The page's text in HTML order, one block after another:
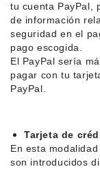
Ligue 1
Otras Ligas
Niños
tu cuenta PayPal,
de información
seguridad en el
pago escogida.
El PayPal sería
pagar con tu
PayPal.
Tarjeta de
En esta
son introducidos